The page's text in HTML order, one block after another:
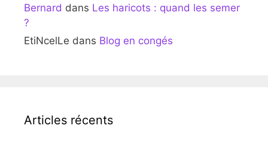
Bernard dans Les haricots : quand les semer
?
EtiNcelLe dans Blog en congés
Articles récents